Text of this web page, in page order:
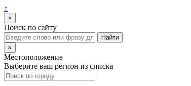
↑
×
Поиск по сайту
×
Местоположение
Выберите ваш регион из списка